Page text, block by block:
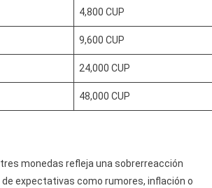
4,800 CUP
9,600 CUP
24,000 CUP
48,000 CUP
monedas refleja una sobrerreacción
expectativas como rumores, inflación o